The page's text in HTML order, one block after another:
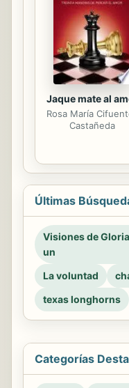
Jaque mate al
Rosa María
Castañeda
Últimas
Visiones de
un
La voluntad
texas longhorns
Categorías